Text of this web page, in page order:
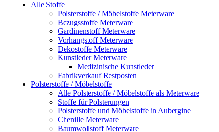
Alle Stoffe
Polsterstoffe / Möbelstoffe Meterware
Bezugsstoffe Meterware
Gardinenstoff Meterware
Vorhangstoff Meterware
Dekostoffe Meterware
Kunstleder Meterware
Medizinische Kunstleder
Fabrikverkauf Restposten
Polsterstoffe / Möbelstoffe
Alle Polsterstoffe / Möbelstoffe als Meterware
Stoffe für Polsterungen
Polsterstoffe und Möbelstoffe in Aubergine
Chenille Meterware
Baumwollstoff Meterware